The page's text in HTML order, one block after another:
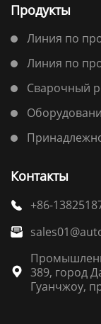
Продукты
Линия по
Линия по
Сварочный
Контакты
 +86-


389, город
Гуанчжоу,